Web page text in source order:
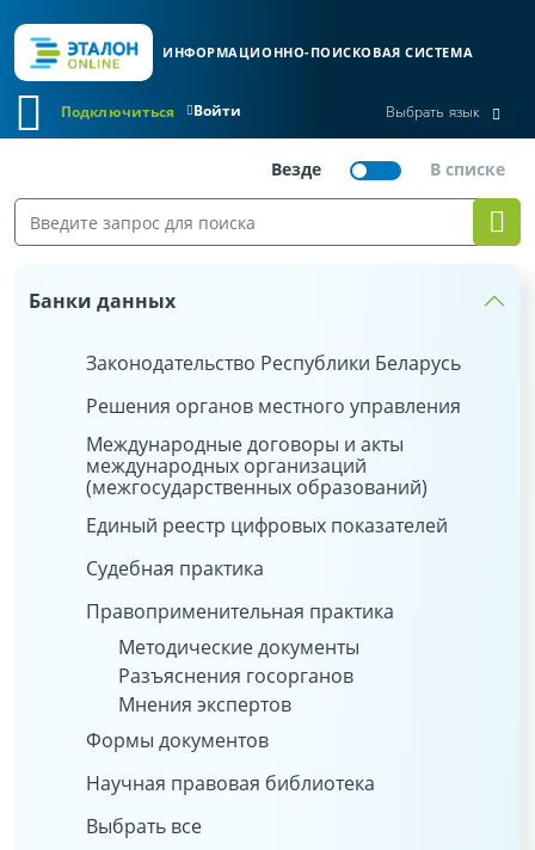
ИНФОРМАЦИОННО-ПОИСКОВАЯ СИСТЕМА
Войти
Подключиться Выбрать язык
Банки данных
Законодательство Республики Беларусь
Решения органов местного управления
Международные договоры и акты
международных организаций
(межгосударственных образований)
Единый реестр цифровых показателей
Судебная практика
Правоприменительная практика
Методические документы
Разъяснения госорганов
Мнения экспертов
Формы документов
Научная правовая библиотека
Выбрать все